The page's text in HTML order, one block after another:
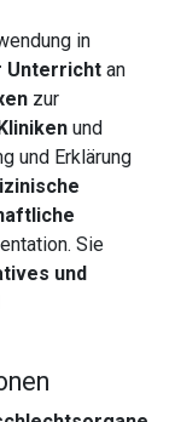
in
Unterricht an
zur
Kliniken und
und Erklärung
Sie
und